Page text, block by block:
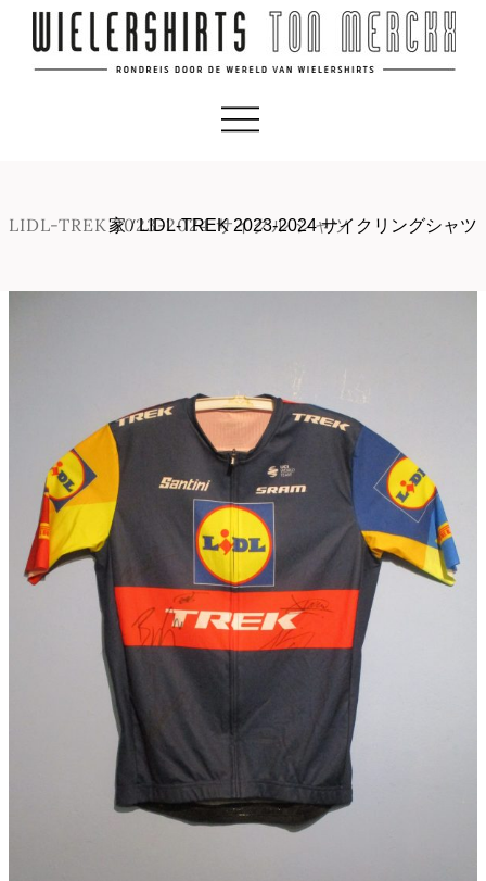
LIDL-TREK 2023-2024 サイクル シャツ
家/LIDL-TREK 2023-2024 サイクリングシャツ